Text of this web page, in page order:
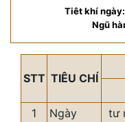
Tiêt khí ngày:
Ngũ
STT TIÊU CHÍ
1
Ngày
tư